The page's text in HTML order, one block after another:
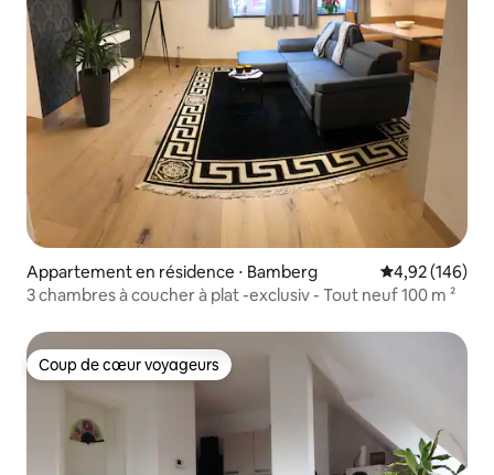
Appartement en résidence ⋅ Bamberg Évaluation
4,92 (146)
3 chambres à coucher à plat -exclusiv - Tout neuf 100 m ²
Coup de cœur voyageurs
Coup de cœur voyageurs